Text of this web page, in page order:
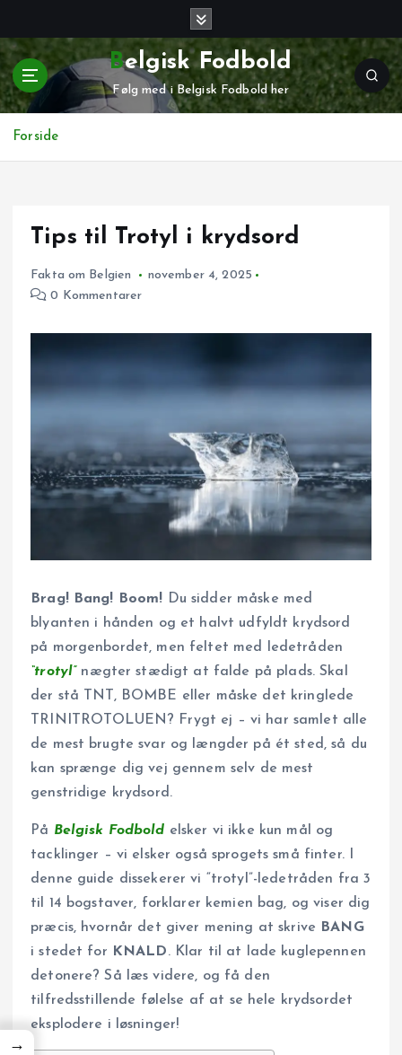
t
i
i
Belgisk Fodbold
Følg med i Belgisk Fodbold her
Forside
Tips til Trotyl i krydsord
Fakta om Belgien
november 4, 2025
0 Kommentarer
Brag! Bang! Boom! Du sidder måske med
blyanten i hånden og et halvt udfyldt krydsord
på morgenbordet, men feltet med ledetråden
“trotyl”nægter stædigt at falde på plads. Skal
der stå TNT, BOMBE eller måske det kringlede
TRINITROTOLUEN? Frygt ej – vi har samlet alle
de mest brugte svar og længder på ét sted, så du
kan sprænge dig vej gennem selv de mest
genstridige krydsord.
På Belgisk Fodbold elsker vi ikke kun mål og
tacklinger – vi elsker også sprogets små finter. I
denne guide dissekerer vi “trotyl”-ledetråden fra 3
til 14 bogstaver, forklarer kemien bag, og viser dig
præcis, hvornår det giver mening at skrive
BANG
i stedet for
KNALD. Klar til at lade kuglepennen
detonere? Så læs videre, og få den
tilfredsstillende følelse af at se hele krydsordet
eksplodere i løsninger!
→